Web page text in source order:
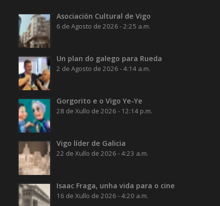
Asociación Cultural de Vigo
6 de Agosto de 2026 - 2:25 a.m.
Un plan do galego para Rueda
2 de Agosto de 2026 - 4:14 a.m.
Gorgorito e o Vigo Ye-Ye
28 de Xullo de 2026 - 12:14 p.m.
Vigo líder de Galicia
22 de Xullo de 2026 - 4:23 a.m.
Isaac Fraga, unha vida para o cine
16 de Xullo de 2026 - 4:20 a.m.